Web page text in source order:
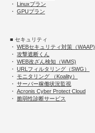
・ Linuxプラン
・ GPUプラン
■ セキュリティ
・ WEBセキュリティ対策（WAAP)
・ 攻撃遮断くん
・ WEB改ざん検知（WMS)
・ URLフィルタリング（SWG）
・ モニタリング （Koality）
・ サーバー稼働状況監視
・ Acronis Cyber Protect Cloud
・ 脆弱性診断サービス